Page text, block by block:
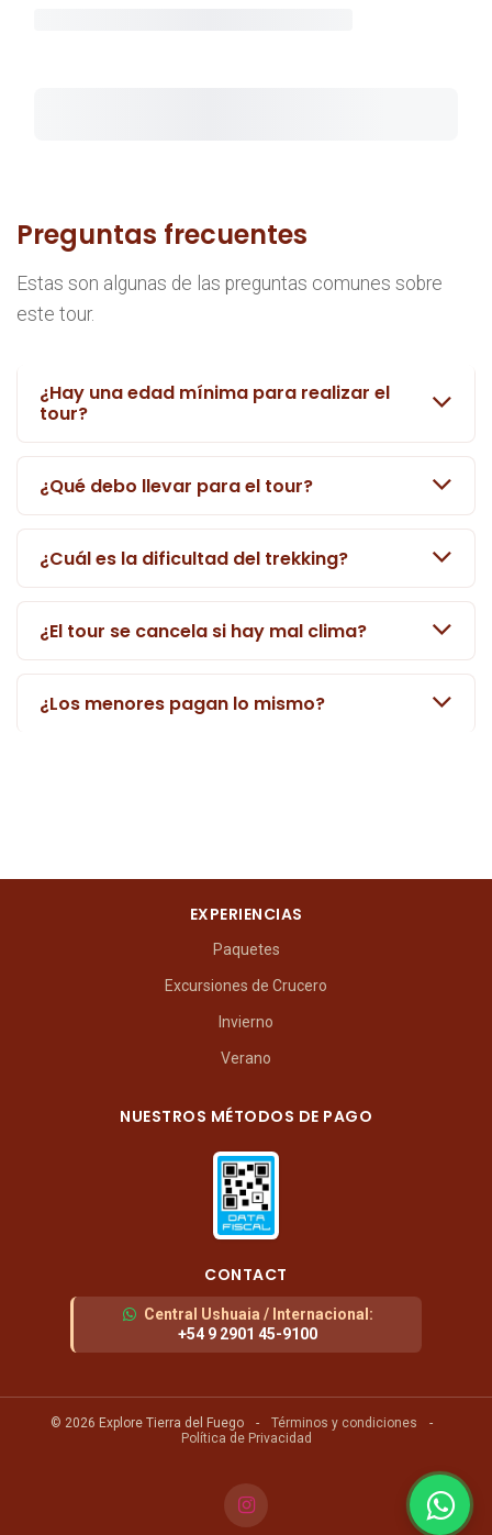
Preguntas frecuentes
Estas son algunas de las preguntas comunes sobre
este tour.
¿Hay una edad mínima para realizar el
tour?
¿Qué debo llevar para el tour?
¿Cuál es la dificultad del trekking?
¿El tour se cancela si hay mal clima?
¿Los menores pagan lo mismo?
EXPERIENCIAS
Paquetes
Excursiones de Crucero
Invierno
Verano
NUESTROS MÉTODOS DE PAGO
CONTACT
Central Ushuaia / Internacional :
+54 9 2901 45-9100
© 2026 Explore Tierra del Fuego - Términos y condiciones
-
Política de Privacidad